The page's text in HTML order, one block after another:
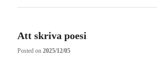
Att skriva poesi
Posted on2025/12/05